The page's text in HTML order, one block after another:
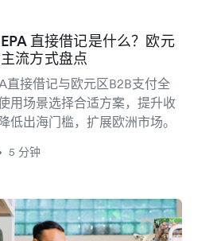
直接借记是什么？欧元
流方式盘点
直接借记与欧元区B2B支付全
用场景选择合适方案，提升收
低出海门槛，扩展欧洲市场。
5 分钟